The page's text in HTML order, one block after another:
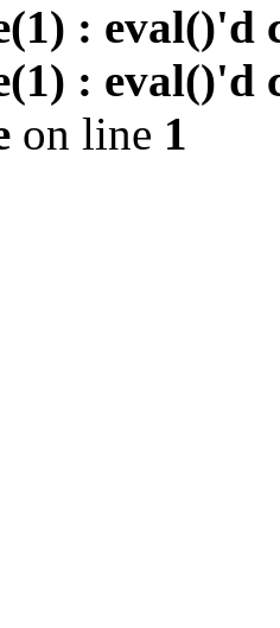
: eval()'d
: eval()'d
on line 1